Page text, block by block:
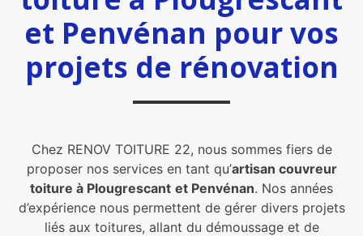
et Penvénan pour vos
projets de rénovation
Chez RENOV TOITURE 22, nous sommes fiers de
proposer nos services en tant qu’artisan couvreur
toiture à Plougrescant et Penvénan. Nos années
d’expérience nous permettent de gérer divers projets
liés aux toitures, allant du démoussage et de